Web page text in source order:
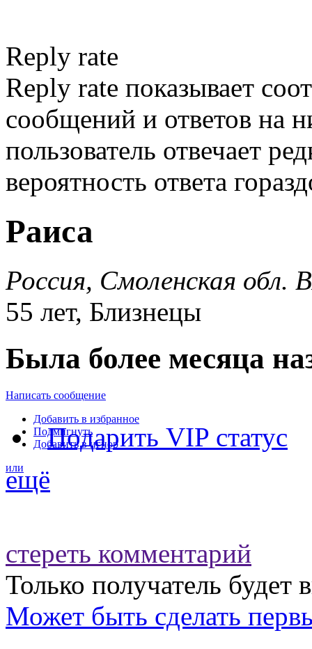
Reply rate
Reply rate показывает
сообщений и ответов на
пользователь отвечает
вероятность ответа
Раиса
Россия, Смоленская обл.
55 лет, Близнецы
Была более месяца
Написать сообщение
Добавить в избранное
Подмигнуть
Добавить в игнор
или
Подарить VIP статус
ещё
стереть комментарий
Только получатель
Может быть сделать